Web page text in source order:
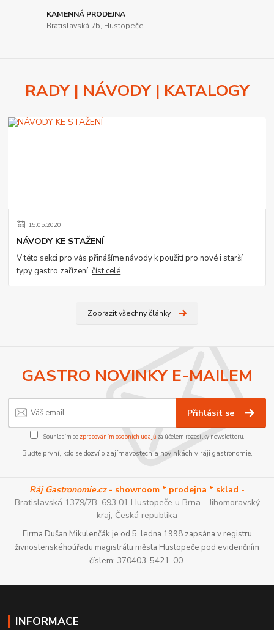
KAMENNÁ PRODEJNA
Bratislavská 7b, Hustopeče
RADY | NÁVODY | KATALOGY
15.05.2020
NÁVODY KE STAŽENÍ
V této sekci pro vás přinášíme návody k použití pro nové i starší
typy gastro zařízení.číst celé
Zobrazit všechny články
GASTRO NOVINKY E-MAILEM
Přihlásit se
Souhlasím se zpracováním osobních údajůza účelem rozesílky newsletteru.
Buďte první, kdo se dozví o zajímavostech a novinkách v ráji gastronomie.
Ráj Gastronomie.cz- showroom * prodejna * sklad -
Bratislavská 1379/7B, 693 01 Hustopeče u Brna - Jihomoravský
kraj, Česká republika
Firma Dušan Mikulenčák je od 5. ledna 1998 zapsána v registru
živnostenskéhoúřadu magistrátu města Hustopeče pod evidenčním
číslem: 370403-5421-00.
INFORMACE